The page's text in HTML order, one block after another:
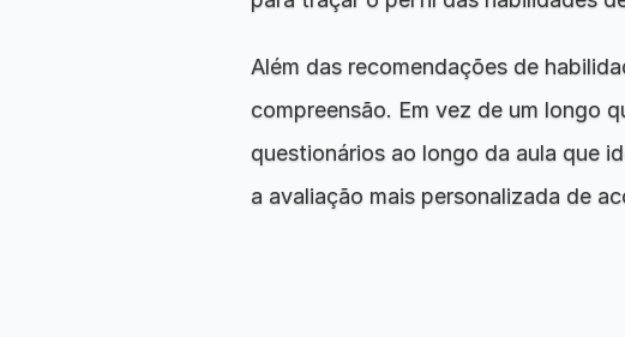
Além das recomendações de
compreensão. Em vez de um longo
questionários ao longo da aula que
a avaliação mais personalizada de